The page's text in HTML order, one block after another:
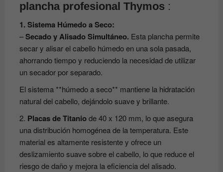
plancha profesional Thymos:
1. Sistema Húmedo a Seco:
–Secado y Alisado Simultáneo. Esta plancha permite
secar y alisar el cabello húmedo en una sola pasada,
ahorrando tiempo y reduciendo la necesidad de utilizar
un secador por separado.
El sistema **húmedo a seco** mantiene la hidratación
natural del cabello, dejándolo suave y brillante.
2. Placas de Titaniode 40 x 120 mm, lo que asegura
una distribución homogénea de la temperatura. Este
material es altamente resistente y ofrece un
deslizamiento suave sobre el cabello, lo que reduce el
riesgo de daño y mejora la eficiencia del alisado.